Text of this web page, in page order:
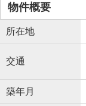
物件概要
所在地
交通
築年月